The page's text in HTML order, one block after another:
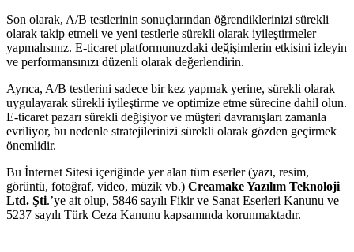
Son olarak, A/B testlerinin sonuçlarından öğrendiklerinizi sürekli
olarak takip etmeli ve yeni testlerle sürekli olarak iyileştirmeler
yapmalısınız. E-ticaret platformunuzdaki değişimlerin etkisini izleyin
ve performansınızı düzenli olarak değerlendirin.
Ayrıca, A/B testlerini sadece bir kez yapmak yerine, sürekli olarak
uygulayarak sürekli iyileştirme ve optimize etme sürecine dahil olun.
E-ticaret pazarı sürekli değişiyor ve müşteri davranışları zamanla
evriliyor, bu nedenle stratejilerinizi sürekli olarak gözden geçirmek
önemlidir.
Bu İnternet Sitesi içeriğinde yer alan tüm eserler (yazı, resim,
görüntü, fotoğraf, video, müzik vb.) Creamake Yazılım Teknoloji
Ltd. Şti.’ye ait olup, 5846 sayılı Fikir ve Sanat Eserleri Kanunu ve
5237 sayılı Türk Ceza Kanunu kapsamında korunmaktadır.